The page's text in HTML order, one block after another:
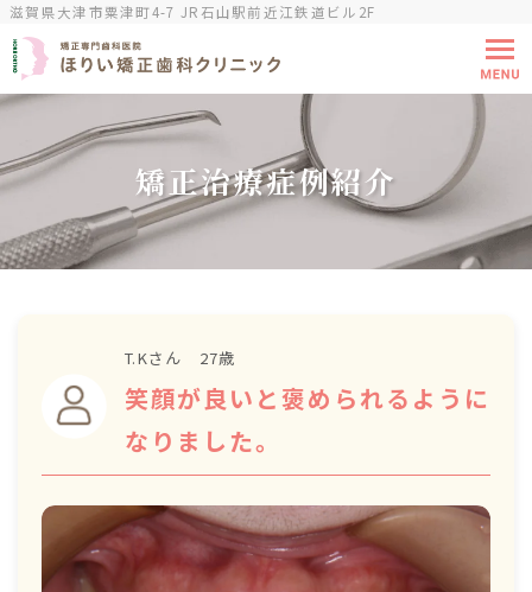
滋賀県大津市粟津町4-7 JR石山駅前近江鉄道ビル2F
矯正治療症例紹介
T.Kさん 27歳
笑顔が良いと褒められるように
なりました。